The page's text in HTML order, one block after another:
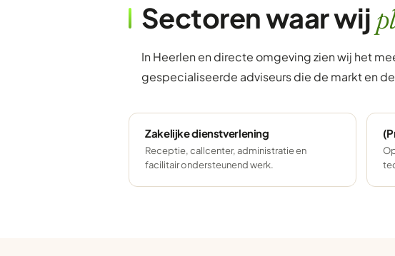
Sectoren waar wij
In Heerlen en directe omgeving zien wij het
gespecialiseerde adviseurs die de markt en
Zakelijke dienstverlening
Receptie, callcenter, administratie en
facilitair ondersteunend werk.